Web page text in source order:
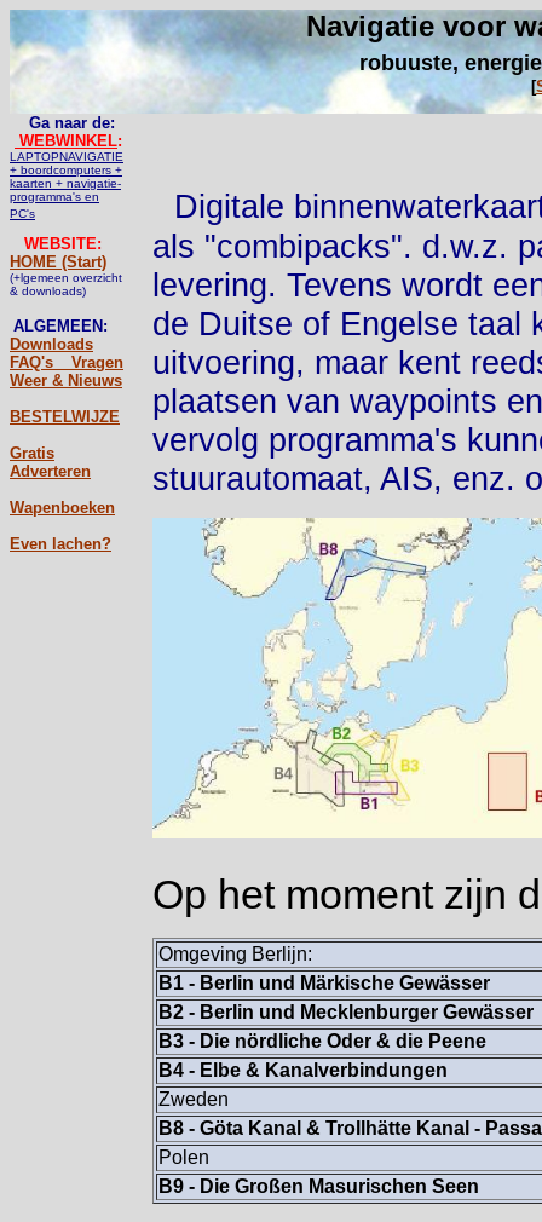
Navigatie voor
robuuste,
[
Ga naar de:
WEBWINKEL:
LAPTOPNAVIGATIE
+ boordcomputers +
kaarten + navigatie-
programma's en
PC's
WEBSITE:
HOME (Start)
(+lgemeen overzicht
& downloads)
ALGEMEEN:
Downloads
FAQ's _ Vragen
Weer & Nieuws
BESTELWIJZE
Gratis
Adverteren
Wapenboeken
Even lachen?
Digitale
als "combipacks". d.w.z.
levering. Tevens wordt
de Duitse of Engelse taal
uitvoering, maar kent
plaatsen van waypoints
vervolg programma's
stuurautomaat, AIS, enz.
Op het moment zijn
Omgeving Berlijn:
B1 - Berlin und Märkische Gewässer
B2 - Berlin und Mecklenburger Gewässer
B3 - Die nördliche Oder & die Peene
B4 - Elbe & Kanalverbindungen
Zweden
B8 - Göta Kanal & Trollhätte Kanal -
Polen
B9 - Die Großen Masurischen Seen